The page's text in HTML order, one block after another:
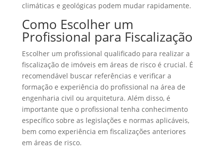
climáticas e geológicas podem mudar rapidamente.
Como Escolher um
Profissional para Fiscalização
Escolher um profissional qualificado para realizar a
fiscalização de imóveis em áreas de risco é crucial. É
recomendável buscar referências e verificar a
formação e experiência do profissional na área de
engenharia civil ou arquitetura. Além disso, é
importante que o profissional tenha conhecimento
específico sobre as legislações e normas aplicáveis,
bem como experiência em fiscalizações anteriores
em áreas de risco.